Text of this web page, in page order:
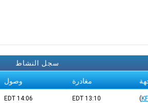
سجل النشاط
مغادرة وصول
(
13:10
EDT
14:06
EDT